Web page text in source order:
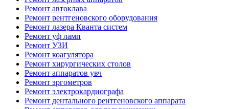
Ремонт автоклава
Ремонт рентгеновского оборудования
Ремонт лазера Кванта систем
Ремонт уф ламп
Ремонт УЗИ
Ремонт коагулятора
Ремонт хирургических столов
Ремонт аппаратов увч
Ремонт эргометров
Ремонт электрокардиографа
Ремонт дентального рентгеновского аппарата